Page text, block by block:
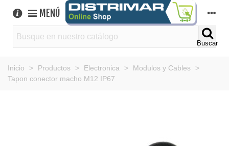
MENÚ
Buscar
Inicio > Productos > Electronica > Modulos y Cables
>
Tapon conector macho M12 IP67